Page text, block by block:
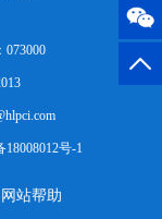
18008012号-1
网站帮助